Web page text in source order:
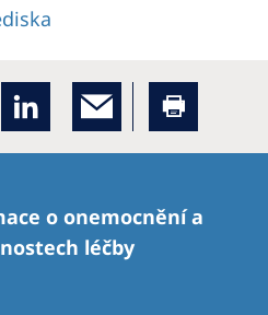
o onemocnění a
léčby